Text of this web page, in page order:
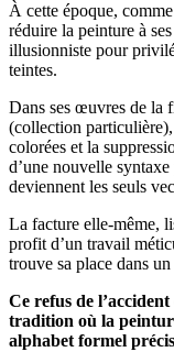
À cette époque,
réduire la peinture à
illusionniste pour
teintes.
Dans ses œuvres de la
(collection
colorées et la
d’une nouvelle
deviennent les seuls
La facture elle-même,
profit d’un travail
trouve sa place dans
Ce refus de
tradition où la
alphabet formel